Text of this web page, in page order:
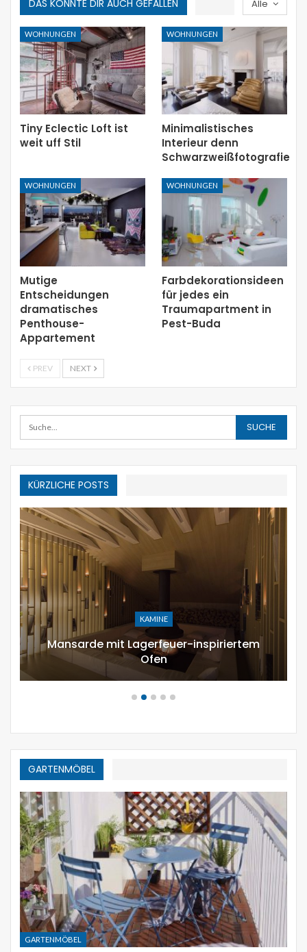
Alle
DAS KÖNNTE DIR AUCH GEFALLEN
WOHNUNGEN
Tiny Eclectic Loft ist
weit uff Stil
WOHNUNGEN
Minimalistisches
Interieur denn
Schwarzweißfotografie
WOHNUNGEN
Mutige
Entscheidungen
dramatisches
Penthouse-
Appartement
WOHNUNGEN
Farbdekorationsideen
für jedes ein
Traumapartment in
Pest-Buda
PREV NEXT
KÜRZLICHE POSTS
URLAUB DEKOR
12 moderne Möglichkeiten,
zusammensetzen Kürbisgewächs zu…
GARTENMÖBEL
GARTENMÖBEL